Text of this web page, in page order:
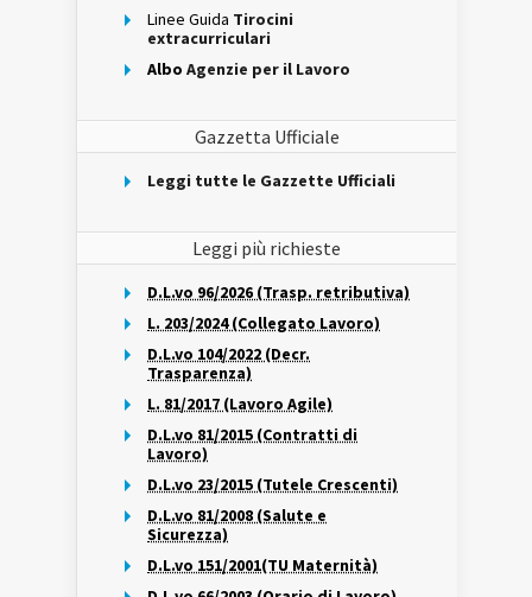
Linee Guida Tirocini
extracurriculari
Albo Agenzie per il Lavoro
Gazzetta Ufficiale
Leggi tutte le Gazzette Ufficiali
Leggi più richieste
D.L.vo 96/2026 (Trasp. retributiva)
L. 203/2024 (Collegato Lavoro)
D.L.vo 104/2022 (Decr.
Trasparenza)
L. 81/2017 (Lavoro Agile)
D.L.vo 81/2015 (Contratti di
Lavoro)
D.L.vo 23/2015 (Tutele Crescenti)
D.L.vo 81/2008 (Salute e
Sicurezza)
D.L.vo 151/2001(TU Maternità)